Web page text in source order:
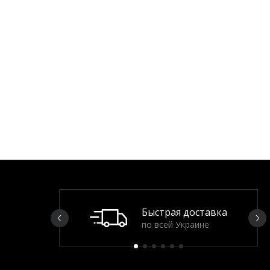
Быстрая доставка
по всей Украине